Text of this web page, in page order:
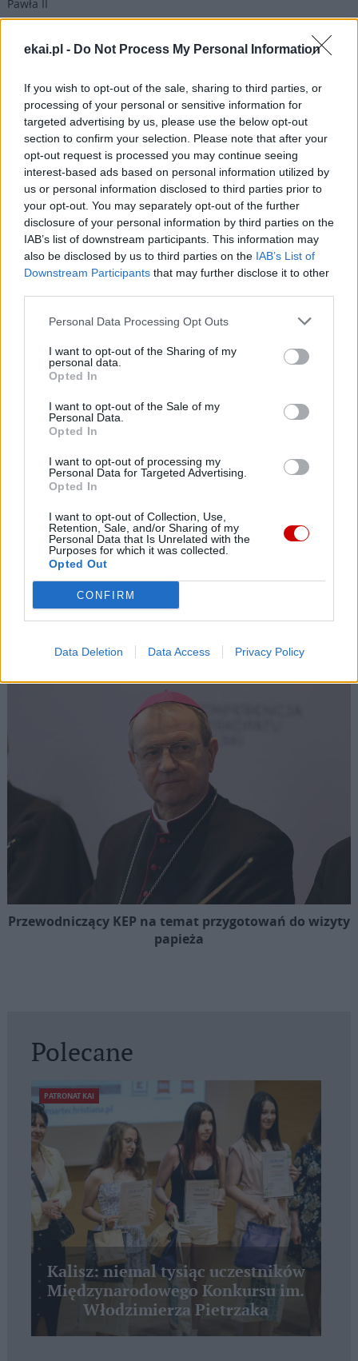
ekai.pl - Do Not Process My Personal Information
If you wish to opt-out of the sale, sharing to third parties, or
processing of your personal or sensitive information for
targeted advertising by us, please use the below opt-out
section to confirm your selection. Please note that after your
opt-out request is processed you may continue seeing
interest-based ads based on personal information utilized by
us or personal information disclosed to third parties prior to
your opt-out. You may separately opt-out of the further
disclosure of your personal information by third parties on the
IAB’s list of downstream participants. This information may
also be disclosed by us to third parties on the IAB’s List of
Downstream Participants that may further disclose it to other
Personal Data Processing Opt Outs
I want to opt-out of the Sharing of my
personal data.
Opted In
I want to opt-out of the Sale of my
Personal Data.
Opted In
I want to opt-out of processing my
Personal Data for Targeted Advertising.
Opted In
I want to opt-out of Collection, Use,
Retention, Sale, and/or Sharing of my
Personal Data that Is Unrelated with the
Purposes for which it was collected.
Opted Out
CONFIRM
Data Deletion Data Access Privacy Policy
Pawła II
Ukraińskie Kościoły wzywają do światowej modlitwy za Ukrainę
Popularne
Kard. Sarah: Obrzędów nie można arbitralnie znosić
Kard. Ryś o kardynale Macharskim
Przewodniczący KEP na temat przygotowań do wizyty
papieża
Polecane
PATRONAT KAI
Kalisz: niemal tysiąc uczestników
Międzynarodowego Konkursu im.
Włodzimierza Pietrzaka